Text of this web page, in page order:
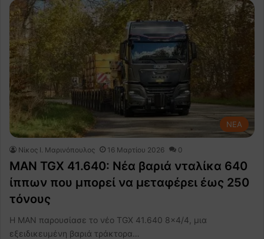
NEA
Nίκος Ι. Mαρινόπουλος 16 Μαρτίου 2026 0
MAN TGX 41.640: Νέα βαριά νταλίκα 640
ίππων που μπορεί να μεταφέρει έως 250
τόνους
Η MAN παρουσίασε το νέο TGX 41.640 8×4/4, μια
εξειδικευμένη βαριά τράκτορα…